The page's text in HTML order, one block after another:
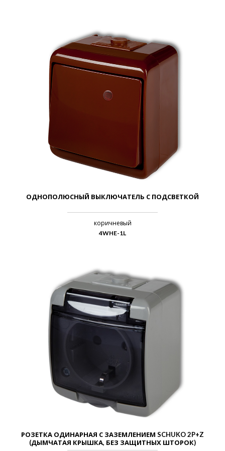
ОДНОПОЛЮСНЫЙ ВЫКЛЮЧАТЕЛЬ С ПОДСВЕТКОЙ
коричневый
4WHE-1L
РОЗЕТКА ОДИНАРНАЯ С ЗАЗЕМЛЕНИЕМ SCHUKO 2P+Z
(ДЫМЧАТАЯ КРЫШКА, БЕЗ ЗАЩИТНЫХ ШТОРОК)